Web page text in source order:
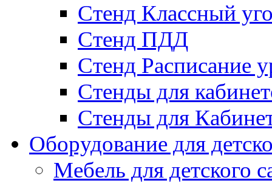
Стенд Классный
Стенд ПДД
Стенд Расписание
Стенды для
Стенды для
Оборудование для
Мебель для детского